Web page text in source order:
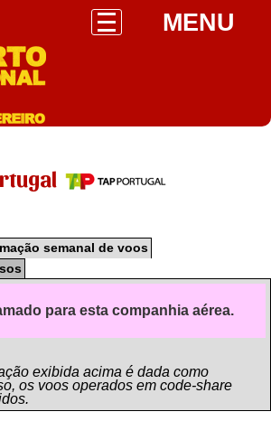
MENU
semanal de voos
para esta companhia aérea.
exibida acima é dada como
os voos operados em code-share